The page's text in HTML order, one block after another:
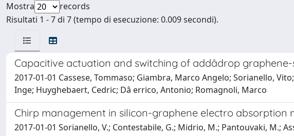
Mostra
records
Risultati 1 - 7 di 7 (tempo di esecuzione: 0.009 secondi).
Capacitive actuation and switching of addâdrop
2017-01-01 Cassese, Tommaso; Giambra, Marco Angelo; Sorianello,
Inge; Huyghebaert, Cedric; Dâ errico, Antonio; Romagnoli, Marco
Chirp management in silicon-graphene electro absorption
2017-01-01 Sorianello, V.; Contestabile, G.; Midrio, M.; Pantouvaki, M.;